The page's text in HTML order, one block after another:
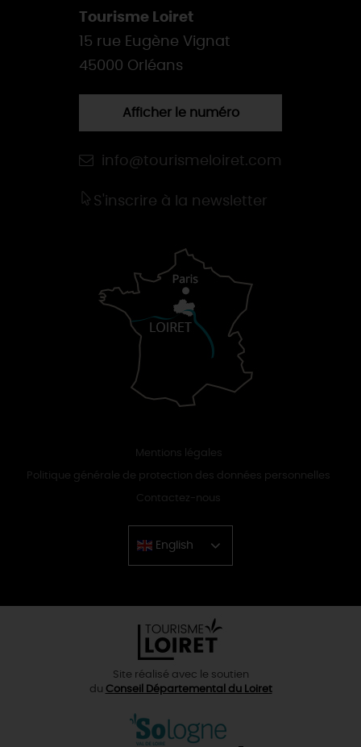
Tourisme Loiret
15 rue Eugène Vignat
45000 Orléans
Afficher le numéro
info@tourismeloiret.com
S'inscrire à la newsletter
Mentions légales
Politique générale de protection des données personnelles
Contactez-nous
English
Chinese
Site réalisé avec le soutien
du Conseil Départemental du Loiret